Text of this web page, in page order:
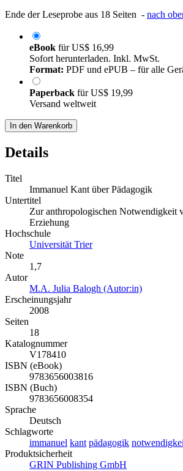
Ende der Leseprobe aus 18 Seiten - nach
eBook fürUS$ 16,99
Sofort herunterladen. Inkl. MwSt.
Format: PDF und ePUB – für alle
Paperback fürUS$ 19,99
Versand weltweit
In den Warenkorb
Details
Titel
Immanuel Kant über Pädagogik
Untertitel
Zur anthropologischen Notwendigkeit
Erziehung
Hochschule
Universität Trier
Note
1,7
Autor
M.A. Julia Balogh (Autor:in)
Erscheinungsjahr
2008
Seiten
18
Katalognummer
V178410
ISBN (eBook)
9783656003816
ISBN (Buch)
9783656008354
Sprache
Deutsch
Schlagworte
immanuel kant pädagogik
Produktsicherheit
GRIN Publishing GmbH